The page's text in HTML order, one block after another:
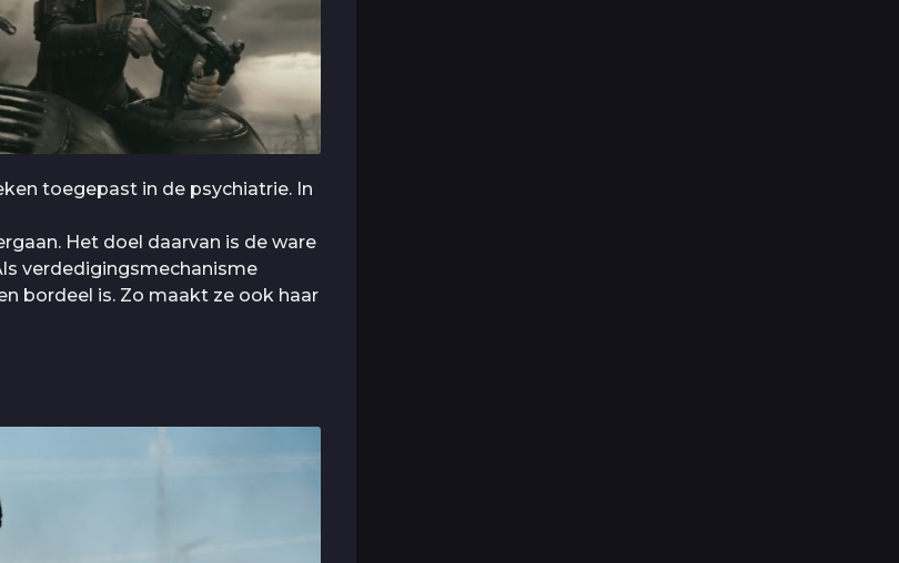
toegepast in de psychiatrie. In
Het doel daarvan is de ware
verdedigingsmechanisme
bordeel is. Zo maakt ze ook haar